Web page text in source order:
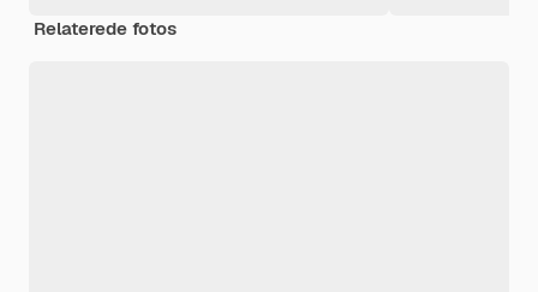
Relaterede fotos